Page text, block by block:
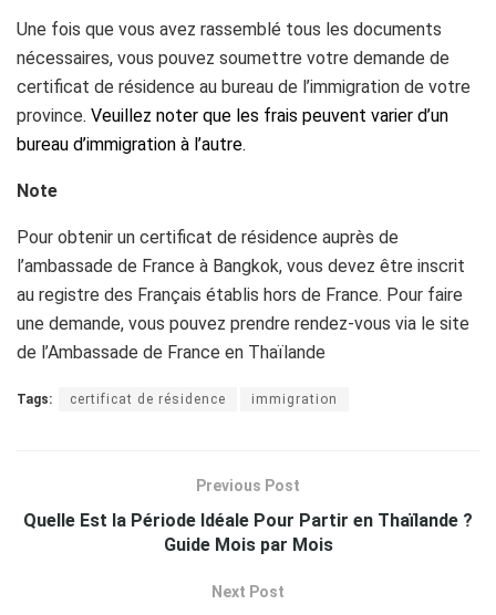
Une fois que vous avez rassemblé tous les documents
nécessaires, vous pouvez soumettre votre demande de
certificat de résidence au bureau de l’immigration de votre
province. Veuillez noter que les frais peuvent varier d’un
bureau d’immigration à l’autre.
Note
Pour obtenir un certificat de résidence auprès de
l’ambassade de France à Bangkok, vous devez être inscrit
au registre des Français établis hors de France. Pour faire
une demande, vous pouvez prendre rendez-vous via le site
de l’Ambassade de France en Thaïlande
Tags: certificat de résidence immigration
Previous Post
Quelle Est la Période Idéale Pour Partir en Thaïlande ?
Guide Mois par Mois
Next Post